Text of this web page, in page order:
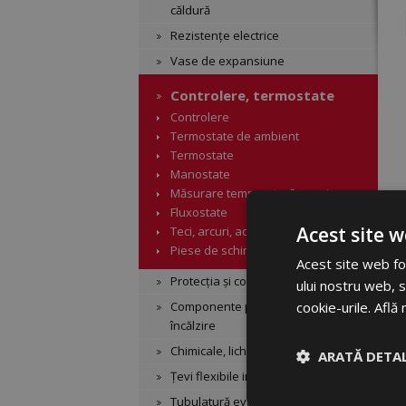
căldură
Rezistențe electrice
Vase de expansiune
Controlere, termostate
Controlere
Termostate de ambient
Termostate
Manostate
Măsurare temperatură, presiune
Fluxostate
Teci, arcuri, accesorii
Piese de schimb
Protecția și controlul cazanelor
Componente pentru sistemele de
încălzire
Chimicale, lichide
Țevi flexibile inox și izolație
Tubulatură evacuare din aluminiu
Acest site
Acest site web
ului nostru web,
cookie-urile. Află
ARATĂ